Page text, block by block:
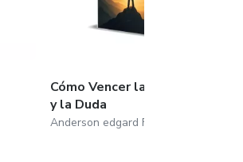
Cómo Vencer la Falta de Fe
y la Duda
Anderson edgard Francisco